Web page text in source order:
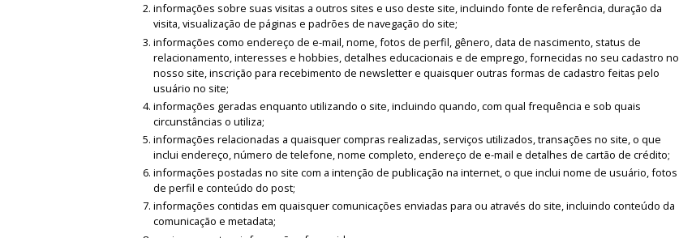
informações sobre suas visitas a outros sites e uso deste site, incluindo fonte de referência, duração da
visita, visualização de páginas e padrões de navegação do site;
informações como endereço de e-mail, nome, fotos de perfil, gênero, data de nascimento, status de
relacionamento, interesses e hobbies, detalhes educacionais e de emprego, fornecidas no seu cadastro no
nosso site, inscrição para recebimento de newsletter e quaisquer outras formas de cadastro feitas pelo
usuário no site;
informações geradas enquanto utilizando o site, incluindo quando, com qual frequência e sob quais
circunstâncias o utiliza;
informações relacionadas a quaisquer compras realizadas, serviços utilizados, transações no site, o que
inclui endereço, número de telefone, nome completo, endereço de e-mail e detalhes de cartão de crédito;
informações postadas no site com a intenção de publicação na internet, o que inclui nome de usuário, fotos
de perfil e conteúdo do post;
informações contidas em quaisquer comunicações enviadas para ou através do site, incluindo conteúdo da
comunicação e metadata;